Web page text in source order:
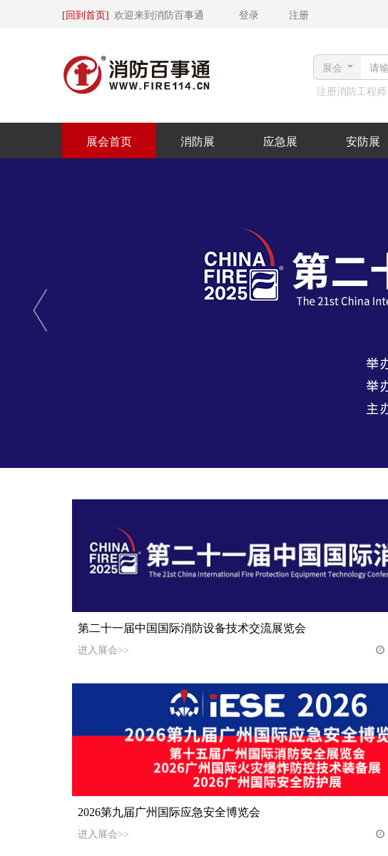
[回到首页] 欢迎来到消防百事通 登录 注册
展会
注册消防工程师
展会首页 消防展 应急展 安防展
第二十一届中国国际消防设备技术交流展览会
进入展会>>
2026第九届广州国际应急安全博览会
进入展会>>